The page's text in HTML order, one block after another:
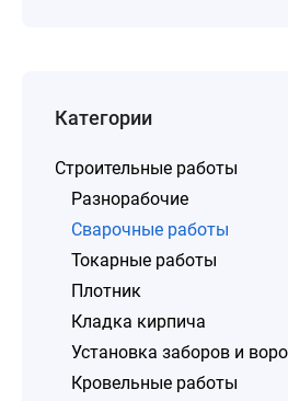
Категории
Строительные работы
Разнорабочие
Сварочные работы
Токарные работы
Плотник
Кладка кирпича
Установка заборов и
Кровельные работы